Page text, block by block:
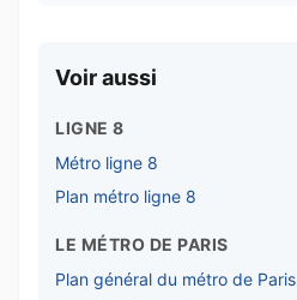
Voir aussi
LIGNE 8
Métro ligne 8
Plan métro ligne 8
LE MÉTRO DE PARIS
Plan général du métro de Paris